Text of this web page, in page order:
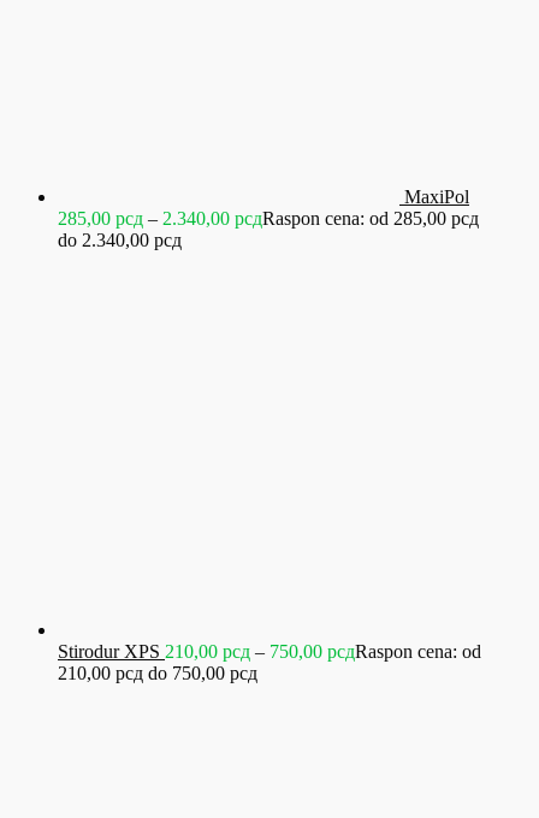
MaxiPol
285,00 рсд – 2.340,00 рсдRaspon cena: od 285,00 рсд
do 2.340,00 рсд
Stirodur XPS 210,00 рсд – 750,00 рсдRaspon cena: od
210,00 рсд do 750,00 рсд